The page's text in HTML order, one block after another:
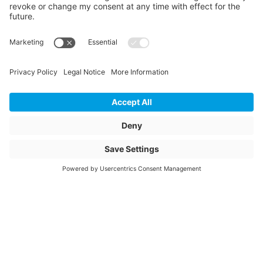
CONNEX cube
VE Inhalt Menge
VE Inhalt Einheit
C298936 Dichtstück
Connex Holz-Metall
Fensters